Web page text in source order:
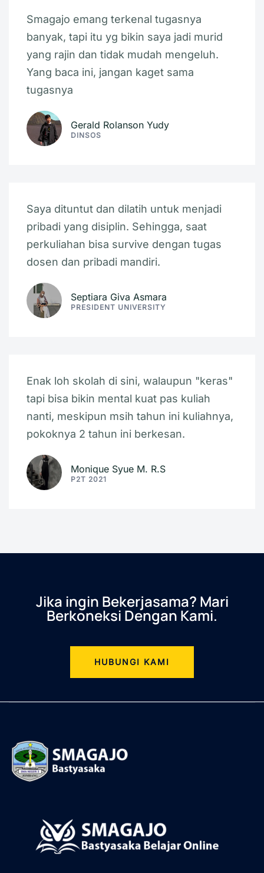
Smagajo emang terkenal tugasnya
banyak, tapi itu yg bikin saya jadi murid
yang rajin dan tidak mudah mengeluh.
Yang baca ini, jangan kaget sama
tugasnya
Gerald Rolanson Yudy
DINSOS
Saya dituntut dan dilatih untuk menjadi
pribadi yang disiplin. Sehingga, saat
perkuliahan bisa survive dengan tugas
dosen dan pribadi mandiri.
Septiara Giva Asmara
PRESIDENT UNIVERSITY
Enak loh skolah di sini, walaupun "keras"
tapi bisa bikin mental kuat pas kuliah
nanti, meskipun msih tahun ini kuliahnya,
pokoknya 2 tahun ini berkesan.
Monique Syue M. R.S
P2T 2021
Jika ingin Bekerjasama? Mari
Berkoneksi Dengan Kami.
HUBUNGI KAMI